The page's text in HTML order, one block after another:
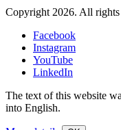
Copyright 2026. All rights
Facebook
Instagram
YouTube
LinkedIn
The text of this website
into English.